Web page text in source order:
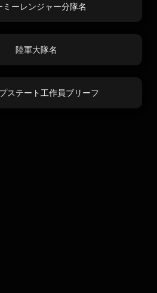
ミーレンジャー分隊名
陸軍大隊名
ステート工作員ブリーフ